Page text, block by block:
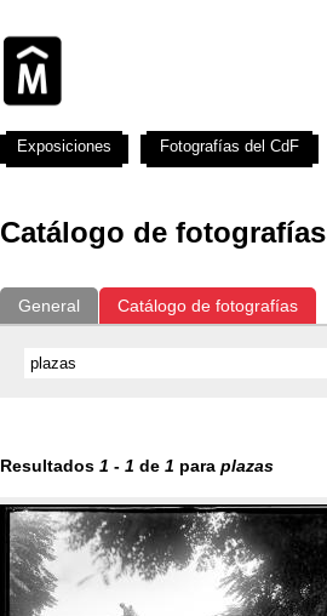
Catálogo de fotografías
General Catálogo de fotografías
Resultados 1 - 1 de 1 para plazas
Exposiciones Fotografías del CdF